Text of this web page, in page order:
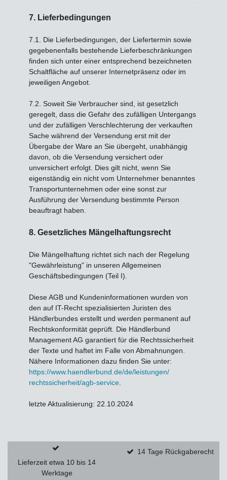
7. Lieferbedingungen
7.1. Die Lieferbedingungen, der Liefertermin sowie
gegebenenfalls bestehende Lieferbeschränkungen
finden sich unter einer entsprechend bezeichneten
Schaltfläche auf unserer Internetpräsenz oder im
jeweiligen Angebot.
7.2. Soweit Sie Verbraucher sind, ist gesetzlich
geregelt, dass die Gefahr des zufälligen Untergangs
und der zufälligen Verschlechterung der verkauften
Sache während der Versendung erst mit der
Übergabe der Ware an Sie übergeht, unabhängig
davon, ob die Versendung versichert oder
unversichert erfolgt. Dies gilt nicht, wenn Sie
eigenständig ein nicht vom Unternehmer benanntes
Transportunternehmen oder eine sonst zur
Ausführung der Versendung bestimmte Person
beauftragt haben.
8. Gesetzliches Mängelhaftungsrecht
Die Mängelhaftung richtet sich nach der Regelung
"Gewährleistung" in unseren Allgemeinen
Geschäftsbedingungen (Teil I).
Diese AGB und Kundeninformationen wurden von
den auf IT-Recht spezialisierten Juristen des
Händlerbundes erstellt und werden permanent auf
Rechtskonformität geprüft. Die Händlerbund
Management AG garantiert für die Rechtssicherheit
der Texte und haftet im Falle von Abmahnungen.
Nähere Informationen dazu finden Sie unter:
https://www.haendlerbund.de/de/leistungen/
rechtssicherheit/agb-service
letzte Aktualisierung: 22.10.2024
Lieferzeit etwa 10 bis 14
Werktage
14 Tage Rückgaberecht